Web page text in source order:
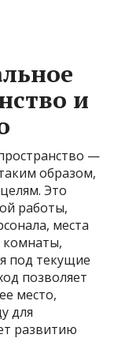
и
—
образом,
Это
работы,
места
комнаты,
под текущие
позволяет
место,
для
развитию